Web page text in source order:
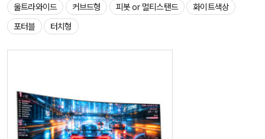
울트라와이드
커브드형 피봇 or 멀티스탠드
화이트색상
포터블
터치형